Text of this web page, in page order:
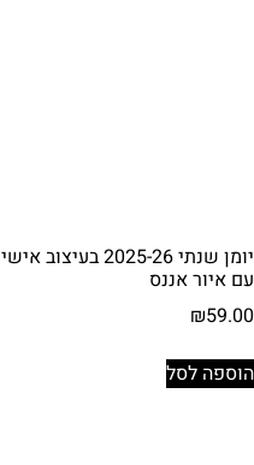
יומן שנתי 2025-26 בעיצוב אישי
עם איור אננס
₪59.00
הוספה לסל